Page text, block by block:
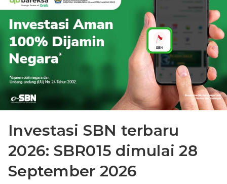
Investasi SBN terbaru
2026: SBR015 dimulai 28
September 2026